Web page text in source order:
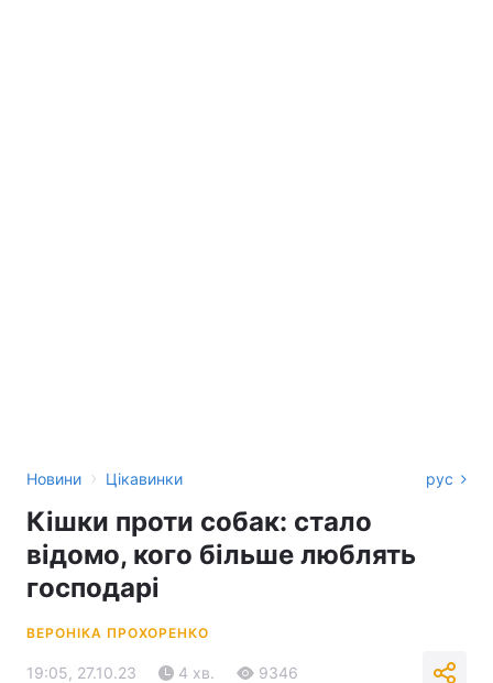
Новини › Цікавинки рус
Кішки проти собак: стало
відомо, кого більше люблять
господарі
ВЕРОНІКА ПРОХОРЕНКО
19:05, 27.10.23 4 хв. 9346